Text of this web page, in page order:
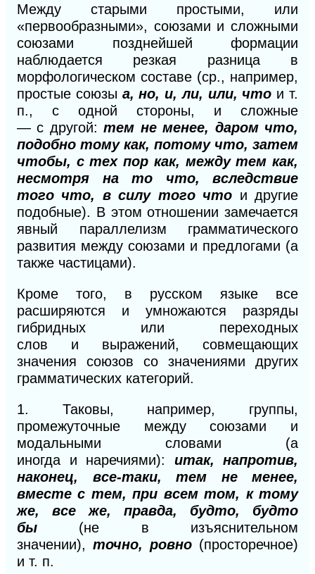
Между старыми простыми, или
«первообразными», союзами и сложными
союзами позднейшей формации
наблюдается резкая разница в
морфологическом составе (ср., например,
простые союзы а, но, и, ли, или, что и т.
п., с одной стороны, и сложные
—с другой:тем не менее, даром что,
подобно тому как, потому что, затем
чтобы, с тех пор как, между тем как,
несмотря на то что, вследствие
того что, в силу того что и другие
подобные). В этом отношении замечается
явный параллелизм грамматического
развития между союзами и предлогами (а
также частицами).
Кроме того, в русском языке все
расширяются и умножаются разряды
гибридных или переходных
слов и выражений, совмещающих
значения союзов со значениями других
грамматических категорий.
1.
Таковы, например, группы,
промежуточные между союзами и
модальными словами (а
иногда и наречиями): итак, напротив,
наконец, все-таки, тем не менее,
вместе с тем, при всем том, к тому
же, все же, правда, будто, будто
бы (не в изъяснительном
значении), точно, ровно (просторечное)
и т. п.